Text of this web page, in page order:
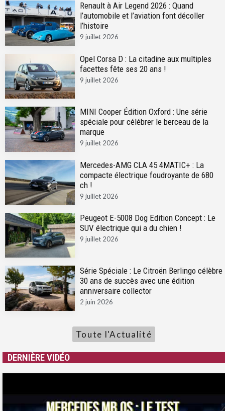
Renault à Air Legend 2026 : Quand
l’automobile et l’aviation font décoller
l’histoire
9 juillet 2026
Opel Corsa D : La citadine aux multiples
facettes fête ses 20 ans !
9 juillet 2026
MINI Cooper Édition Oxford : Une série
spéciale pour célébrer le berceau de la
marque
9 juillet 2026
Mercedes-AMG CLA 45 4MATIC+ : La
compacte électrique foudroyante de 680
ch !
9 juillet 2026
Peugeot E-5008 Dog Edition Concept : Le
SUV électrique qui a du chien !
9 juillet 2026
Série Spéciale : Le Citroën Berlingo célèbre
30 ans de succès avec une édition
anniversaire collector
2 juin 2026
Toute l'Actualité
DERNIÈRE VIDÉO